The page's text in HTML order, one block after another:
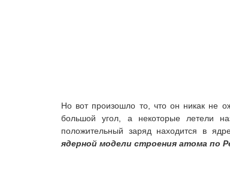
Но вот произошло то, что он никак не
большой угол, а некоторые летели
положительный заряд находится в
ядерной модели строения атома по